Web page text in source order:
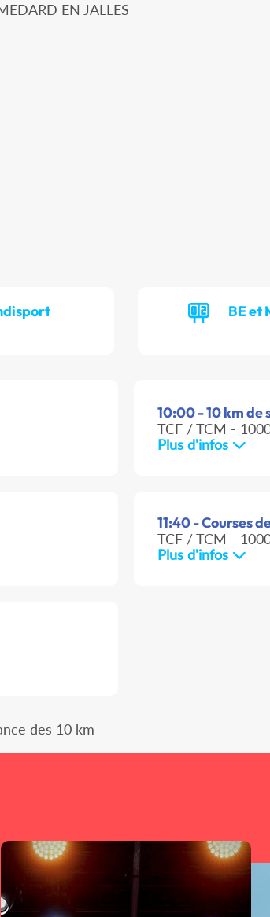
EN JALLES
BE et
10:00 - 10 km de
TCF / TCM -
Plus d'infos
11:40 - Courses
TCF / TCM -
Plus d'infos
des 10 km